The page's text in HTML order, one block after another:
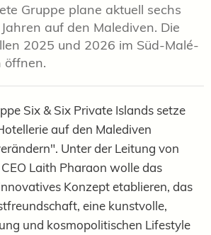
Gruppe plane aktuell sechs
auf den Malediven. Die
2025 und 2026 im Süd-Malé-
öffnen.
Six & Six Private Islands setze
auf den Malediven
Unter der Leitung von
Laith Pharaon wolle das
Konzept etablieren, das
eine kunstvolle,
und kosmopolitischen Lifestyle